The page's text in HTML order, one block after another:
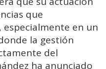
que
en un
la gestión
del
ha anunciado